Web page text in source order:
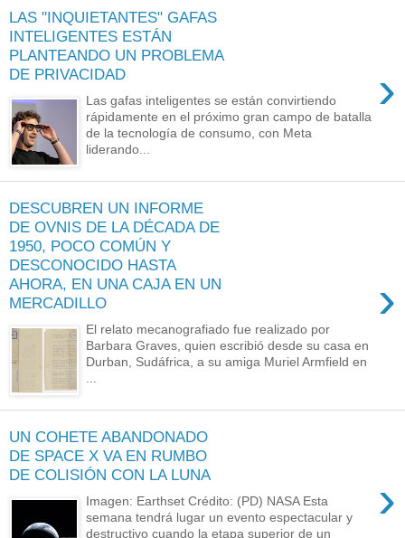
LAS "INQUIETANTES" GAFAS
INTELIGENTES ESTÁN
PLANTEANDO UN PROBLEMA
DE PRIVACIDAD
›
Las gafas inteligentes se están convirtiendo
rápidamente en el próximo gran campo de batalla
de la tecnología de consumo, con Meta
liderando...
DESCUBREN UN INFORME
DE OVNIS DE LA DÉCADA DE
1950, POCO COMÚN Y
DESCONOCIDO HASTA
AHORA, EN UNA CAJA EN UN
MERCADILLO
›
El relato mecanografiado fue realizado por
Barbara Graves, quien escribió desde su casa en
Durban, Sudáfrica, a su amiga Muriel Armfield en
UN COHETE ABANDONADO
DE SPACE X VA EN RUMBO
DE COLISIÓN CON LA LUNA
›
Imagen: Earthset Crédito: (PD) NASA Esta
semana tendrá lugar un evento espectacular y
destructivo cuando la etapa superior de un